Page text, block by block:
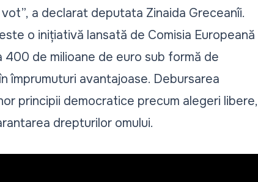
a declarat deputata Zinaida Greceanîi.
o inițiativă lansată de Comisia Europeană
de milioane de euro sub formă de
împrumuturi avantajoase. Debursarea
principii democratice precum alegeri libere,
drepturilor omului.